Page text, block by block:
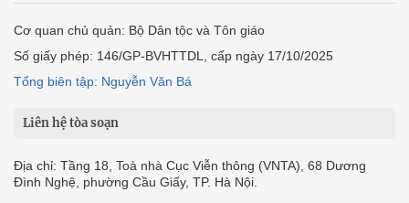
Cơ quan chủ quản: Bộ Dân tộc và Tôn giáo
Số giấy phép: 146/GP-BVHTTDL, cấp ngày 17/10/2025
Tổng biên tập: Nguyễn Văn Bá
Liên hệ tòa soạn
Địa chỉ: Tầng 18, Toà nhà Cục Viễn thông (VNTA), 68 Dương
Đình Nghệ, phường Cầu Giấy, TP. Hà Nội.